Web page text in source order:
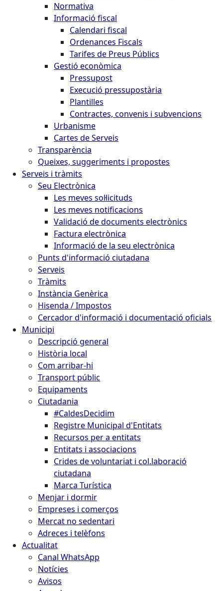
Normativa
Informació fiscal
Calendari fiscal
Ordenances Fiscals
Tarifes de Preus Públics
Gestió econòmica
Pressupost
Execució pressupostària
Plantilles
Contractes, convenis i subvencions
Urbanisme
Cartes de Serveis
Transparència
Queixes, suggeriments i propostes
Serveis i tràmits
Seu Electrònica
Les meves sol·licituds
Les meves notificacions
Validació de documents electrònics
Factura electrònica
Informació de la seu electrònica
Punts d'informació ciutadana
Serveis
Tràmits
Instància Genèrica
Hisenda / Impostos
Cercador d'informació i documentació oficials
Municipi
Descripció general
Història local
Com arribar-hi
Transport públic
Equipaments
Ciutadania
#CaldesDecidim
Registre Municipal d'Entitats
Recursos per a entitats
Entitats i associacions
Crides de voluntariat i col.laboració
ciutadana
Marca Turística
Menjar i dormir
Empreses i comerços
Mercat no sedentari
Adreces i telèfons
Actualitat
Canal WhatsApp
Notícies
Avisos